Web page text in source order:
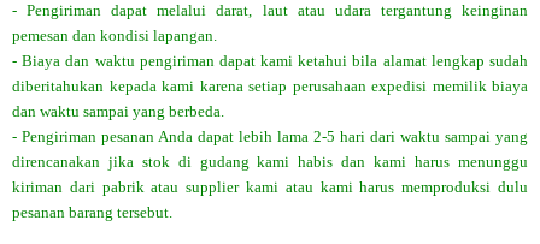
- Pengiriman dapat melalui darat, laut atau udara tergantung keinginan
pemesan dan kondisi lapangan.
- Biaya dan waktu pengiriman dapat kami ketahui bila alamat lengkap sudah
diberitahukan kepada kami karena setiap perusahaan expedisi memilik biaya
dan waktu sampai yang berbeda.
- Pengiriman pesanan Anda dapat lebih lama 2-5 hari dari waktu sampai yang
direncanakan jika stok di gudang kami habis dan kami harus menunggu
kiriman dari pabrik atau supplier kami atau kami harus memproduksi dulu
pesanan barang tersebut.